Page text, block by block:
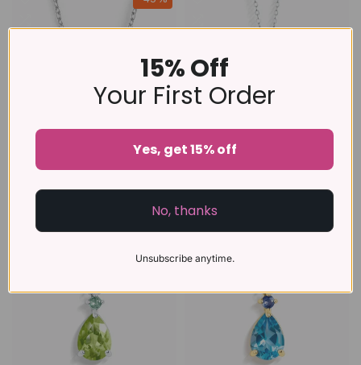
Collier labradorite en
Collier pendentif
£89 – £95
15% Off
Your First Order
Yes, get 15% off
No, thanks
Unsubscribe anytime.